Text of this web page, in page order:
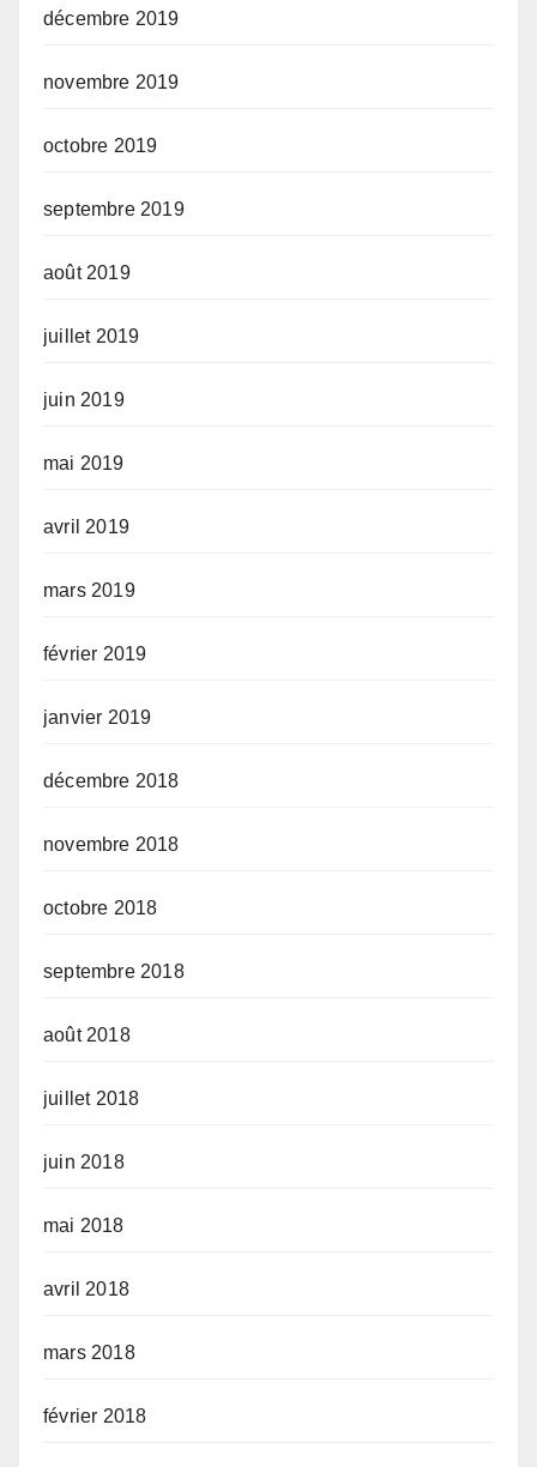
décembre 2019
novembre 2019
octobre 2019
septembre 2019
août 2019
juillet 2019
juin 2019
mai 2019
avril 2019
mars 2019
février 2019
janvier 2019
décembre 2018
novembre 2018
octobre 2018
septembre 2018
août 2018
juillet 2018
juin 2018
mai 2018
avril 2018
mars 2018
février 2018